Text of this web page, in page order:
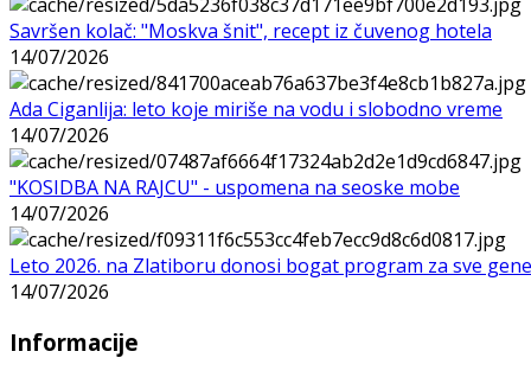
Savršen kolač: "Moskva šnit", recept iz čuvenog hotela
14/07/2026
Ada Ciganlija: leto koje miriše na vodu i slobodno vreme
14/07/2026
"KOSIDBA NA RAJCU" - uspomena na seoske mobe
14/07/2026
Leto 2026. na Zlatiboru donosi bogat program za sve
14/07/2026
Informacije